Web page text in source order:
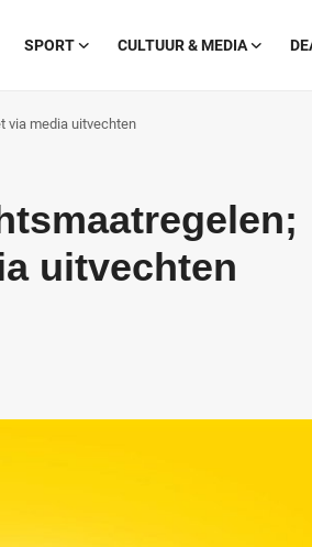
SPORT CULTUUR & MEDIA
via media uitvechten
uitvechten